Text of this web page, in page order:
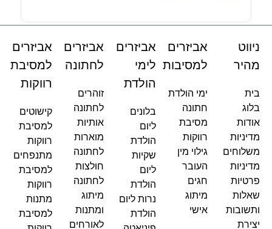
ניווט
מהיר
בית
בלוג
אודות
מדיניות
משלוחים
מדיניות
פרטיות
שאלות
ותשובות
יצירת
אביזרים
למסיבות
ימי הולדת
חתונה
מסיבת
רווקות
גילוי מין
העובר
חגים
מיתוג
אישי
אביזרים
לימי
הולדת
בלונים
ליום
הולדת
שקיות
ליום
הולדת
נרות ליום
הולדת
אביזרים
לחתונה
זוהרים
לחתונה
אותיות
מוארות
לחתונה
חולצות
לחתונה
מיתוג
ומתנות
לאורחים
אביזרים
למסיבת
רווקות
קישוטים
למסיבת
רווקות
מתנפחים
למסיבת
רווקות
מתנות
למסיבת